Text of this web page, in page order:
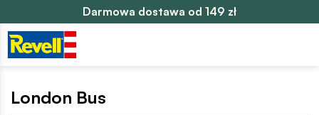
Darmowa dostawa od 149 zł
London Bus